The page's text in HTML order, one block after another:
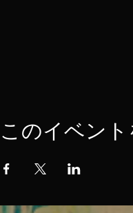
このイベン